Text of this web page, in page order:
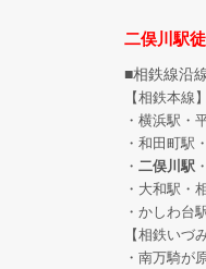
二俣川駅
■相鉄線沿
【相鉄本線】
・横浜駅・
・和田町駅
・二俣川駅
・大和駅・
・かしわ台
【相鉄いづ
・南万騎が